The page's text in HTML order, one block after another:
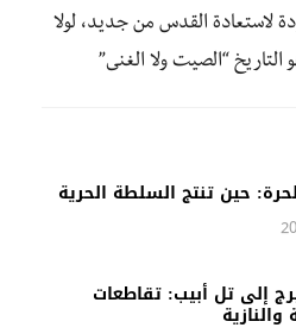
لاستعادة القدس من جديد، لولا
التاريخ “الصيت ولا الغنى”
حين تنتج السلطة الحرية
إلى تل أبيب: تقاطعات